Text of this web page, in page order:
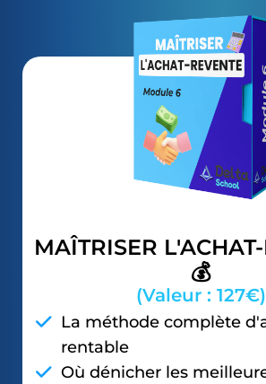
MAÎTRISER
💰
(Valeur : 127€)
La méthode complète
rentable
Où dénicher les